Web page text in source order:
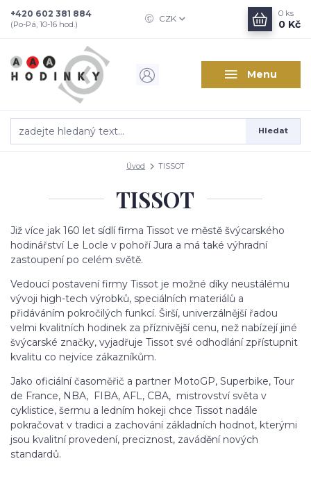
Menu
CZK
Hledat
+420 602 381 884
(Po-Pá, 10-16 hod.)
0 ks
0 Kč
Úvod TISSOT
TISSOT
Již více jak 160 let sídlí firma Tissot ve městě švýcarského
hodinářství Le Locle v pohoří Jura a má také výhradní
zastoupení po celém světě.
Vedoucí postavení firmy Tissot je možné díky neustálému
vývoji high-tech výrobků, speciálních materiálů a
přidáváním pokročilých funkcí. Širší, univerzálnější řadou
velmi kvalitních hodinek za příznivější cenu, než nabízejí jiné
švýcarské značky, vyjadřuje Tissot své odhodlání zpřístupnit
kvalitu co nejvíce zákazníkům.
Jako oficiální časoměřič a partner MotoGP, Superbike, Tour
de France, NBA, FIBA, AFL, CBA, mistrovství světa v
cyklistice, šermu a ledním hokeji chce Tissot nadále
pokračovat v tradici a zachování základních hodnot, kterými
jsou kvalitní provedení, preciznost, zavádění nových
standardů.